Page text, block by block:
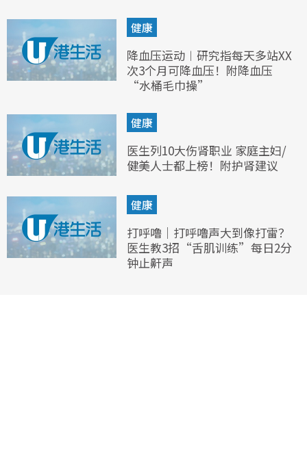
健康
降血压运动︱研究指每天多站XX
次3个月可降血压！附降血压
“水桶毛巾操”
健康
医生列10大伤肾职业 家庭主妇/
健美人士都上榜！附护肾建议
健康
打呼噜｜打呼噜声大到像打雷？
医生教3招“舌肌训练”每日2分
钟止鼾声